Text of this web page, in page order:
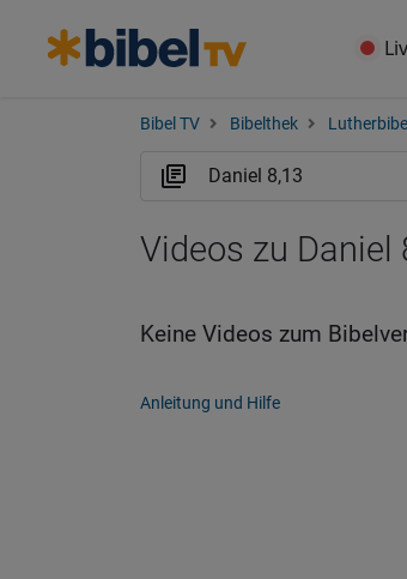
Bibel TV Bibelthek Lutherbibel
Videos zu Daniel
Keine Videos zum
Anleitung und Hilfe